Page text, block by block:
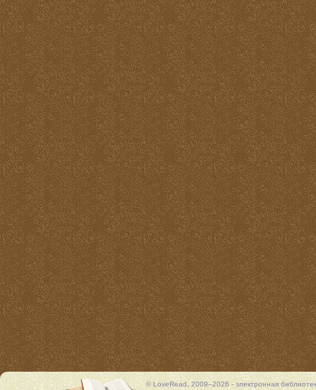
© LoveRead, 2009–2026 - электронная